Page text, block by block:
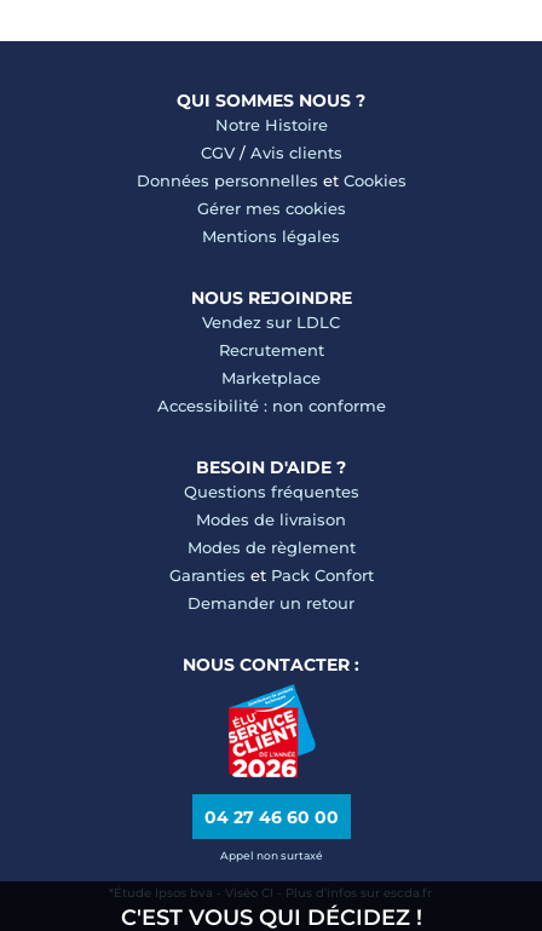
QUI SOMMES NOUS ?
Notre Histoire
CGV/ Avis clients
Données personnelles et Cookies
Gérer mes cookies
Mentions légales
NOUS REJOINDRE
Vendez sur LDLC
Recrutement
Marketplace
Accessibilité : non conforme
BESOIN D'AIDE ?
Questions fréquentes
Modes de livraison
Modes de règlement
Garanties et Pack Confort
Demander un retour
NOUS CONTACTER :
04 27 46 60 00
Appel non surtaxé
*Étude Ipsos bva - Viséo CI - Plus d’infos sur escda.fr
C'EST VOUS QUI DÉCIDEZ !